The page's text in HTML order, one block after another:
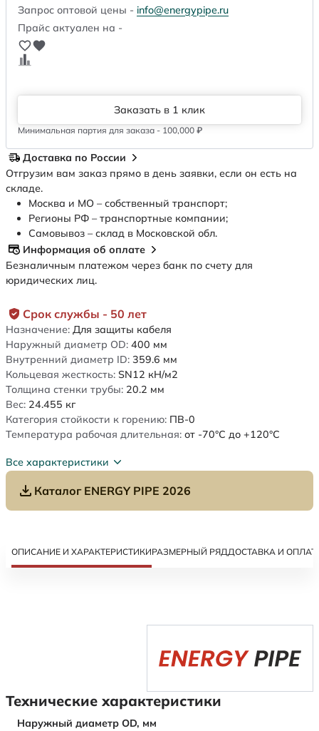
Срок службы - 50 лет
Назначение: Для защиты кабеля
Наружный диаметр OD: 400 мм
Внутренний диаметр ID: 359.6 мм
Кольцевая жесткость: SN12 кН/м2
Толщина стенки трубы: 20.2 мм
Вес: 24.455 кг
Категория стойкости к горению: ПВ-0
Температура рабочая длительная: от -70°C до +120°C
Все характеристики
Каталог ENERGY PIPE 2026
Запрос оптовой цены - info@energypipe.ru
Прайс актуален на -
Заказать в 1 клик
Минимальная партия для заказа - 100,000 ₽
Доставка по России
Отгрузим вам заказ прямо в день заявки, если он есть на
складе.
Москва и МО – собственный транспорт;
Регионы РФ – транспортные компании;
Самовывоз – склад в Московской обл.
Информация об оплате
Безналичным платежом через банк по счету для
юридических лиц.
ОПИСАНИЕ И ХАРАКТЕРИСТИКИРАЗМЕРНЫЙ РЯДДОСТАВКА И
Технические характеристики
Наружный диаметр OD, мм